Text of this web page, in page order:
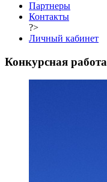
Партнеры
Контакты
?>
Личный кабинет
Конкурсная работа